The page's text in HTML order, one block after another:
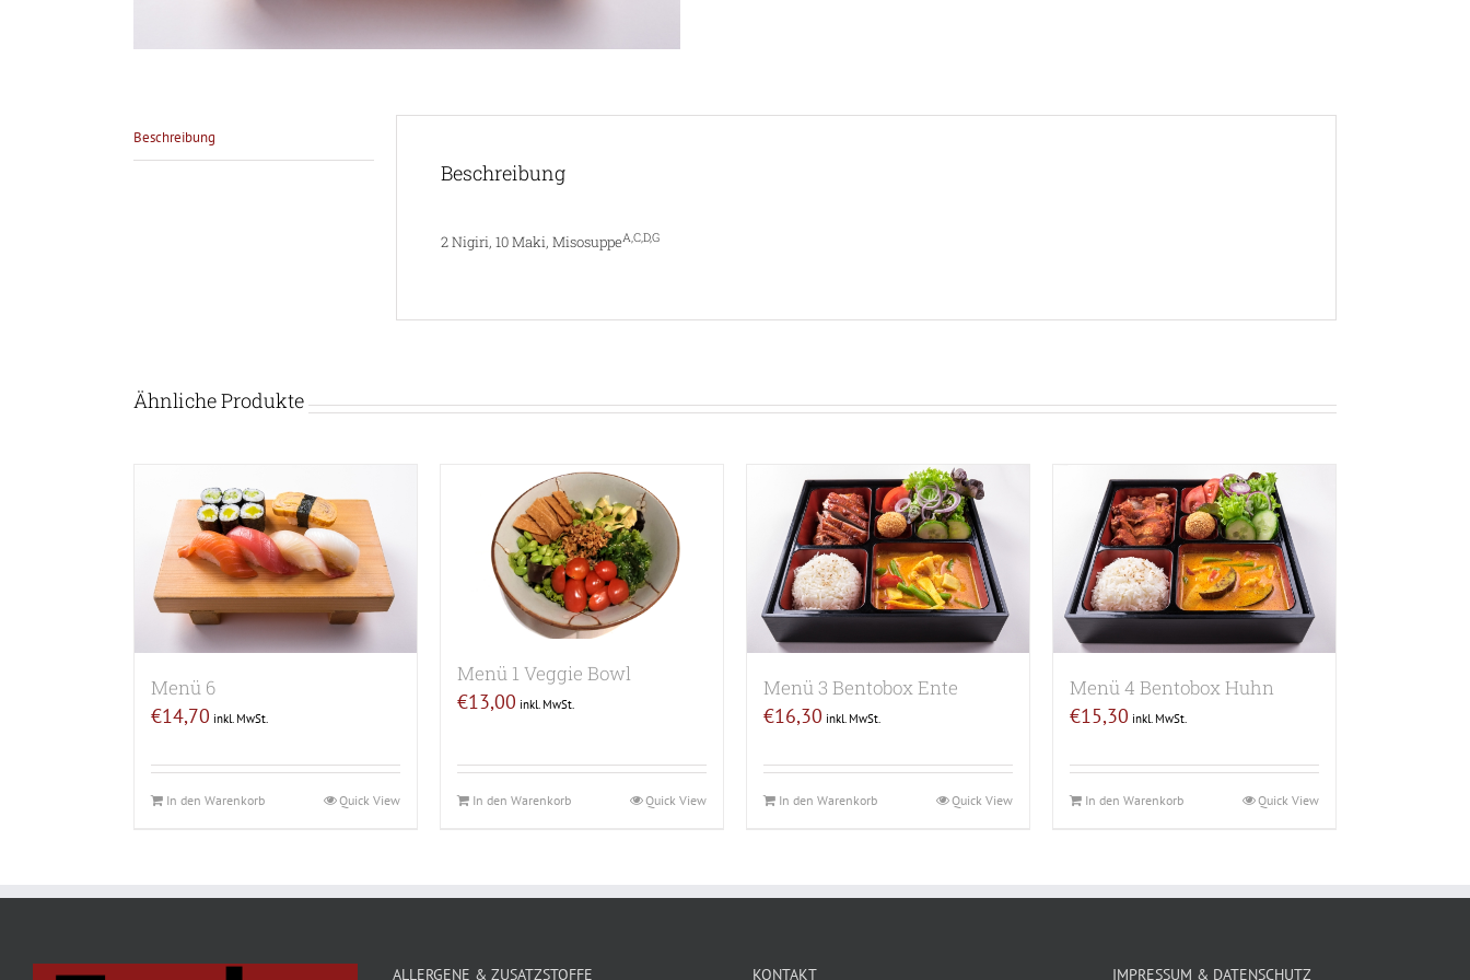
Beschreibung
Beschreibung
2 Nigiri, 10 Maki, MisosuppeA,C,D,G
Ähnliche Produkte
Menü 6
€14,70 inkl. MwSt.
In den Warenkorb Quick View
Menü 1 Veggie Bowl
€13,00 inkl. MwSt.
In den Warenkorb Quick View
Menü 3 Bentobox Ente
€16,30 inkl. MwSt.
In den Warenkorb Quick View
Menü 4 Bentobox Huhn
€15,30 inkl. MwSt.
In den Warenkorb Quick View
ALLERGENE & ZUSATZSTOFFE KONTAKT IMPRESSUM & DATENSCHUTZ